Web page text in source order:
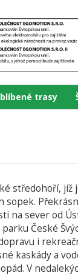
trasy
středohoří,
sopek.
na sever od
České
i
kaskády a
V